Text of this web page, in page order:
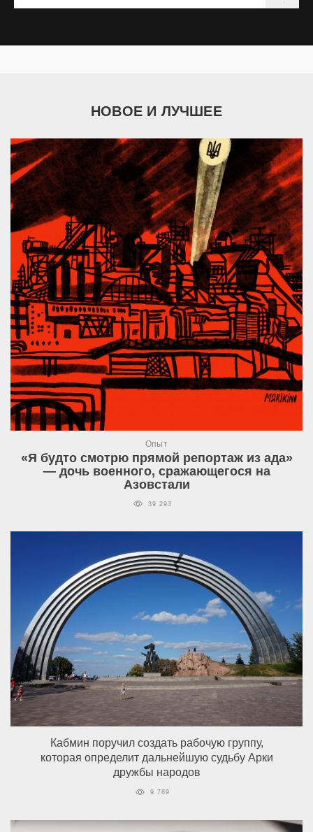
НОВОЕ И ЛУЧШЕЕ
Опыт
«Я будто смотрю прямой репортаж из ада»
— дочь военного, сражающегося на
Азовстали
39 293
Кабмин поручил создать рабочую группу,
которая определит дальнейшую судьбу Арки
дружбы народов
9 789